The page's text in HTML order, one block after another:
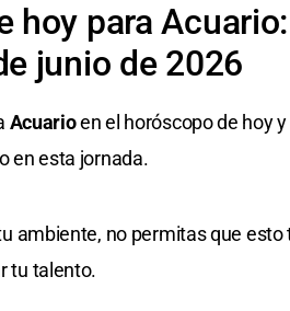
hoy para
junio de 2026
Acuarioen el horóscopo de hoy
en esta jornada.
ambiente, no permitas que
tu talento.